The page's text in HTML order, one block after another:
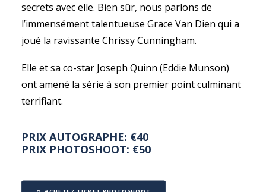
secrets avec elle. Bien sûr, nous parlons de
l’immensément talentueuse Grace Van Dien qui a
joué la ravissante Chrissy Cunningham.
Elle et sa co-star Joseph Quinn (Eddie Munson)
ont amené la série à son premier point culminant
terrifiant.
PRIX AUTOGRAPHE: €40
PRIX PHOTOSHOOT: €50